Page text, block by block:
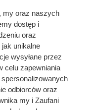
pytania
my oraz naszych
dostęp i
oraz
unikalne
wysyłane przez
celu zapewniania
odbiorców oraz
my i Zaufani